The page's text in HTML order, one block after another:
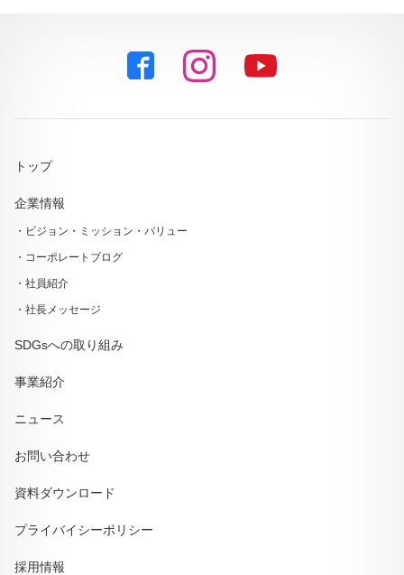
トップ
企業情報
ビジョン・ミッション・バリュー
コーポレートブログ
社員紹介
社長メッセージ
SDGsへの取り組み
事業紹介
ニュース
お問い合わせ
資料ダウンロード
プライバイシーポリシー
採用情報